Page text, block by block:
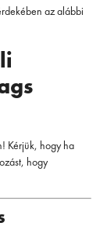
az alábbi
Kérjük, hogy ha
hogy